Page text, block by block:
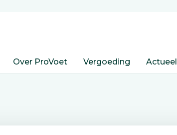
Over ProVoet Vergoeding Actueel